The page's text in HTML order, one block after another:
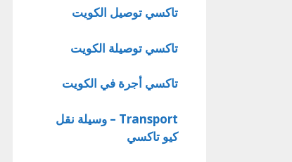
تاكسي توصيل الكويت
تاكسي توصيلة الكويت
تاكسي أجرة في الكويت
Transport – وسيلة نقل
كيو تاكسي